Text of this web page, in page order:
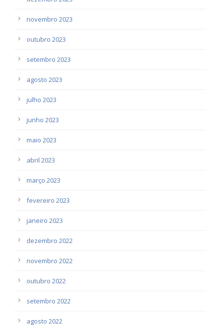
novembro 2023
outubro 2023
setembro 2023
agosto 2023
julho 2023
junho 2023
maio 2023
abril 2023
março 2023
fevereiro 2023
janeiro 2023
dezembro 2022
novembro 2022
outubro 2022
setembro 2022
agosto 2022